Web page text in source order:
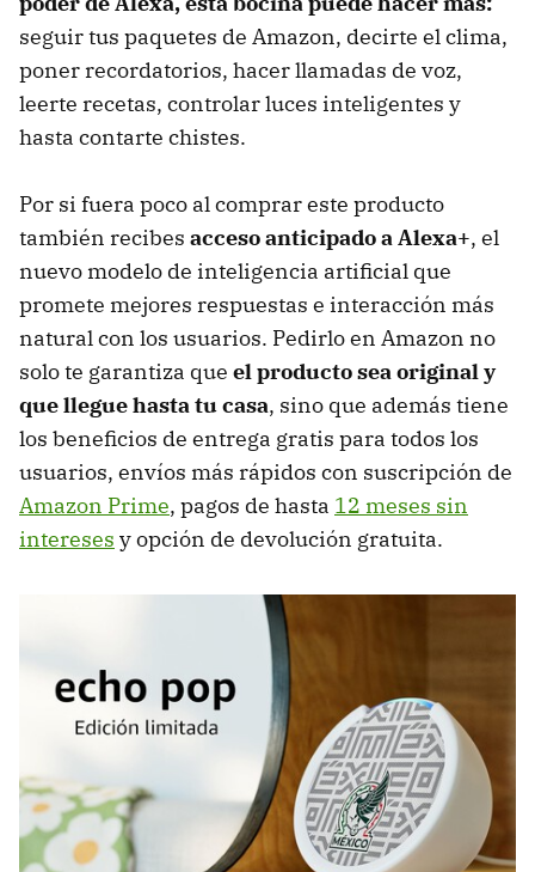
seguir tus paquetes de Amazon, decirte el clima,
poner recordatorios, hacer llamadas de voz,
leerte recetas, controlar luces inteligentes y
hasta contarte chistes.
Por si fuera poco al comprar este producto
también recibes acceso anticipado a Alexa+, el
nuevo modelo de inteligencia artificial que
promete mejores respuestas e interacción más
natural con los usuarios. Pedirlo en Amazon no
solo te garantiza que el producto sea original y
que llegue hasta tu casa, sino que además tiene
los beneficios de entrega gratis para todos los
usuarios, envíos más rápidos con suscripción de
Amazon Prime, pagos de hasta 12 meses sin
intereses y opción de devolución gratuita.